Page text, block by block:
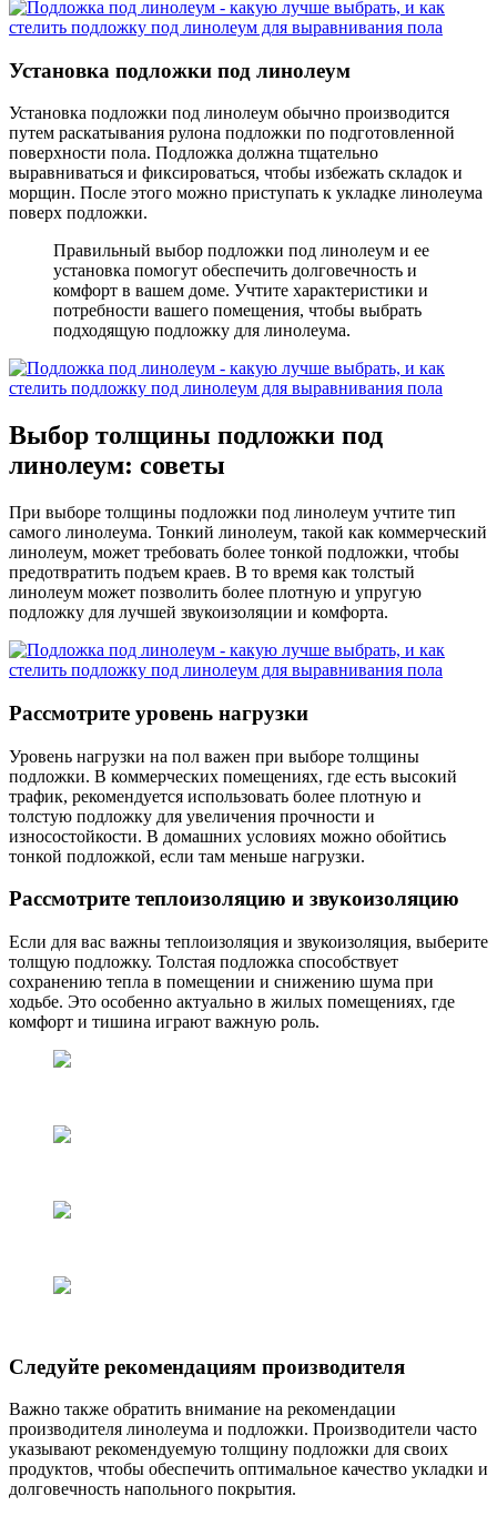
Установка подложки под линолеум
Установка подложки под линолеум обычно производится
путем раскатывания рулона подложки по подготовленной
поверхности пола. Подложка должна тщательно
выравниваться и фиксироваться, чтобы избежать складок и
морщин. После этого можно приступать к укладке линолеума
поверх подложки.
Правильный выбор подложки под линолеум и ее
установка помогут обеспечить долговечность и
комфорт в вашем доме. Учтите характеристики и
потребности вашего помещения, чтобы выбрать
подходящую подложку для линолеума.
Выбор толщины подложки под
линолеум: советы
При выборе толщины подложки под линолеум учтите тип
самого линолеума. Тонкий линолеум, такой как коммерческий
линолеум, может требовать более тонкой подложки, чтобы
предотвратить подъем краев. В то время как толстый
линолеум может позволить более плотную и упругую
подложку для лучшей звукоизоляции и комфорта.
Рассмотрите уровень нагрузки
Уровень нагрузки на пол важен при выборе толщины
подложки. В коммерческих помещениях, где есть высокий
трафик, рекомендуется использовать более плотную и
толстую подложку для увеличения прочности и
износостойкости. В домашних условиях можно обойтись
тонкой подложкой, если там меньше нагрузки.
Рассмотрите теплоизоляцию и звукоизоляцию
Если для вас важны теплоизоляция и звукоизоляция, выберите
толщую подложку. Толстая подложка способствует
сохранению тепла в помещении и снижению шума при
ходьбе. Это особенно актуально в жилых помещениях, где
комфорт и тишина играют важную роль.
Следуйте рекомендациям производителя
Важно также обратить внимание на рекомендации
производителя линолеума и подложки. Производители часто
указывают рекомендуемую толщину подложки для своих
продуктов, чтобы обеспечить оптимальное качество укладки и
долговечность напольного покрытия.